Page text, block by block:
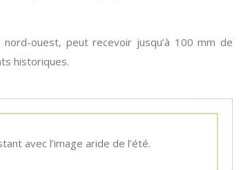
ouest, peut recevoir jusqu’à 100 mm de
historiques.
avec l’image aride de l’été.